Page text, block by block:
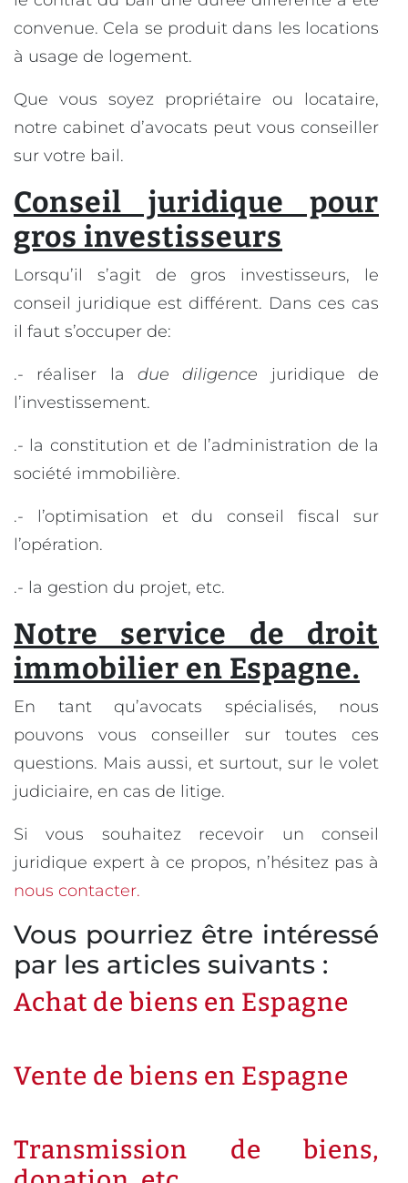
convenue. Cela se produit dans les locations
à usage de logement.
Que vous soyez propriétaire ou locataire,
notre cabinet d’avocats peut vous conseiller
sur votre bail.
Conseil juridique pour
gros investisseurs
Lorsqu’il s’agit de gros investisseurs, le
conseil juridique est différent. Dans ces cas
il faut s’occuper de:
.- réaliser la due diligence juridique de
l’investissement.
.- la constitution et de l’administration de la
société immobilière.
.- l’optimisation et du conseil fiscal sur
l’opération.
.- la gestion du projet, etc.
Notre service de droit
immobilier en Espagne.
En tant qu’avocats spécialisés, nous
pouvons vous conseiller sur toutes ces
questions. Mais aussi, et surtout, sur le volet
judiciaire, en cas de litige.
Si vous souhaitez recevoir un conseil
juridique expert à ce propos, n’hésitez pas à
nous contacter.
Vous pourriez être intéressé
par les articles suivants :
Achat de biens en Espagne
Vente de biens en Espagne
Transmission de biens,